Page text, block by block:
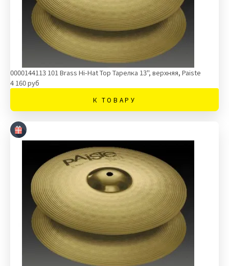
0000144113 101 Brass Hi-Hat Top Тарелка 13'', верхняя, Paiste
4 160 руб
К ТОВАРУ